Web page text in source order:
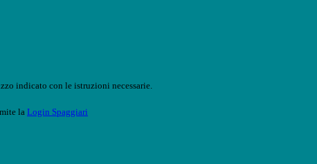
indicato con le istruzioni necessarie.
la Login Spaggiari